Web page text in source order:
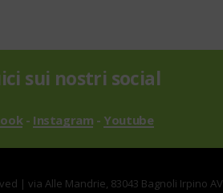
sui nostri social
- Instagram - Youtube
| via Alle Mandrie, 83043 Bagnoli Irpino